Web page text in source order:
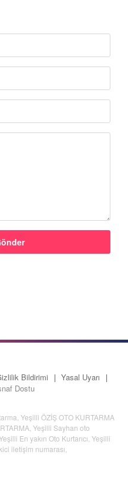
Bildirimi
Yasal Uyarı
Dostu
Yeşilli ÖZİŞ OTO KURTARMA
Yeşilli Sayhan oto
En yakın Oto Kurtarıcı Yeşilli
iletişim numarası